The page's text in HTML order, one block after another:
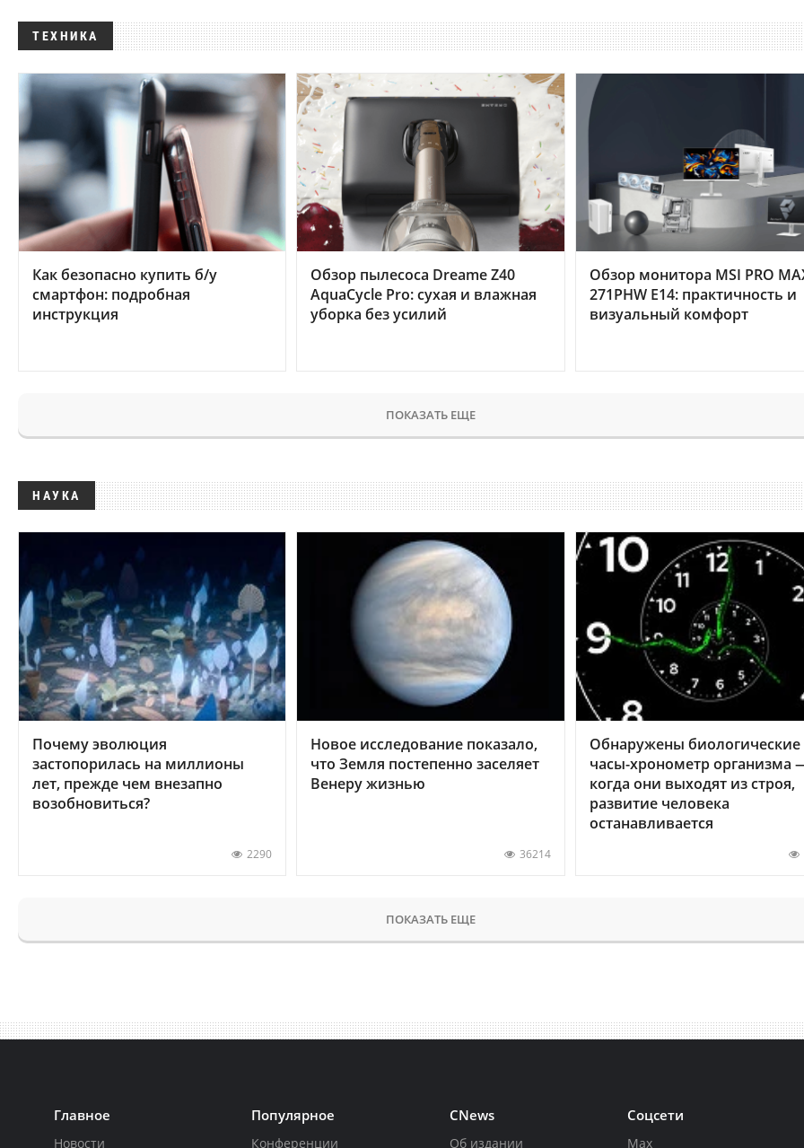
ТЕХНИКА
Как безопасно купить б/у
смартфон: подробная
инструкция
Обзор пылесоса Dreame Z40
AquaCycle Pro: сухая и влажная
уборка без усилий
Обзор монитора MSI PRO
271PHW E14: практичность и
визуальный комфорт
ПОКАЗАТЬ ЕЩЕ
НАУКА
Почему эволюция
застопорилась на миллионы
лет, прежде чем внезапно
возобновиться?
2290
Новое исследование показало,
что Земля постепенно заселяет
Венеру жизнью
36214
Обнаружены биологические
часы-хронометр организма
когда они выходят из строя,
развитие человека
останавливается
ПОКАЗАТЬ ЕЩЕ
Главное
Новости
Популярное
Конференции
CNews
Об издании
Соцсети
Max